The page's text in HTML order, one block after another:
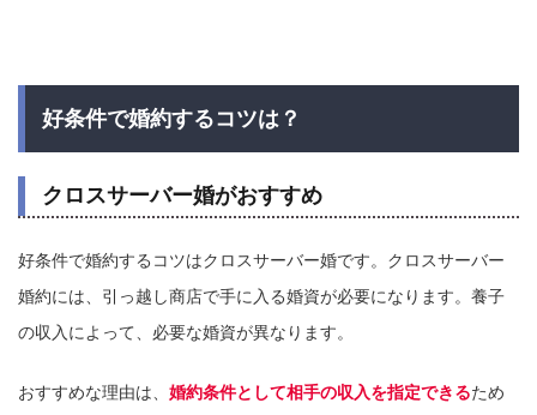
好条件で婚約するコツは？
クロスサーバー婚がおすすめ
好条件で婚約するコツはクロスサーバー婚です。クロスサーバー
婚約には、引っ越し商店で手に入る婚資が必要になります。養子
の収入によって、必要な婚資が異なります。
おすすめな理由は、 婚約条件として相手の収入を指定できるため